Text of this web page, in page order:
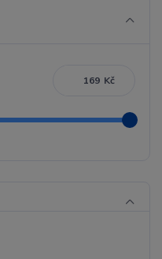
Kč